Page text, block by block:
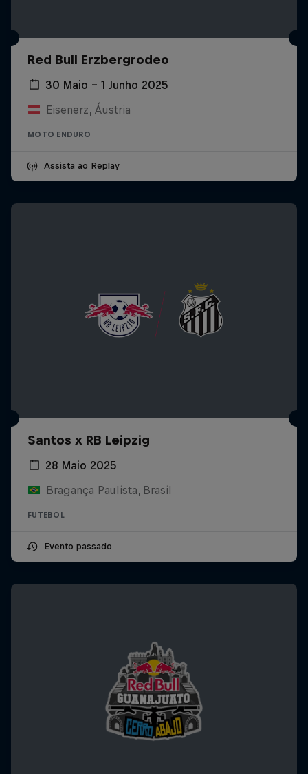
Red Bull Erzbergrodeo
30 Maio – 1 Junho 2025
Eisenerz, Áustria
MOTO ENDURO
Assista ao Replay
Santos x RB Leipzig
28 Maio 2025
Bragança Paulista, Brasil
FUTEBOL
Evento passado